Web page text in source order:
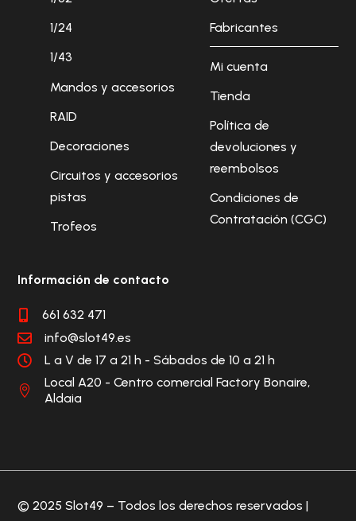
1/24
1/43
Mandos y accesorios
RAID
Decoraciones
Circuitos y accesorios
pistas
Trofeos
Fabricantes
Mi cuenta
Tienda
Política de
devoluciones y
reembolsos
Condiciones de
Contratación (CGC)
Información de contacto
 661 632 471
 info@slot49.es
 L a V de 17 a 21 h - Sábados de 10 a 21 h

Local A20 - Centro comercial Factory Bonaire,
Aldaia
© 2025 Slot49 – Todos los derechos reservados |